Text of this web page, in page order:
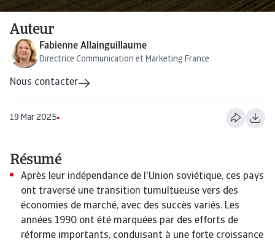
Auteur
Fabienne Allainguillaume
Directrice Communication et Marketing France
Nous contacter
19 Mar 2025
Résumé
Après leur indépendance de l'Union soviétique, ces pays
ont traversé une transition tumultueuse vers des
économies de marché, avec des succès variés. Les
années 1990 ont été marquées par des efforts de
réforme importants, conduisant à une forte croissance